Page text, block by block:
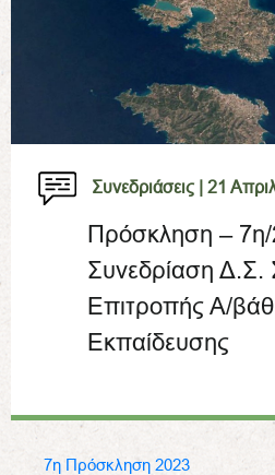
Συνεδριάσεις | 21
Πρόσκληση – 7η/
Συνεδρίαση Δ.Σ.
Επιτροπής Α/
Εκπαίδευσης
7η Πρόσκληση 2023